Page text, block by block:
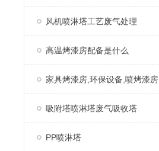
风机喷淋塔工艺废气处理
高温烤漆房配备是什么
家具烤漆房,环保设备,喷烤漆房
吸附塔喷淋塔废气吸收塔
PP喷淋塔